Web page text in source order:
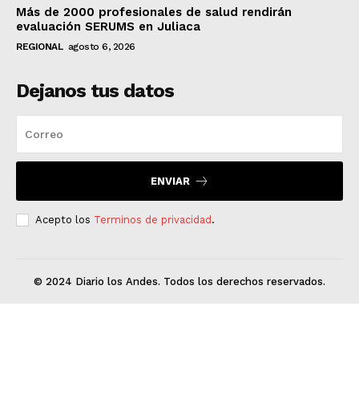
Más de 2000 profesionales de salud rendirán
evaluación SERUMS en Juliaca
REGIONAL agosto 6, 2026
Dejanos tus datos
ENVIAR
Acepto los Terminos de privacidad.
© 2024 Diario los Andes. Todos los derechos reservados.